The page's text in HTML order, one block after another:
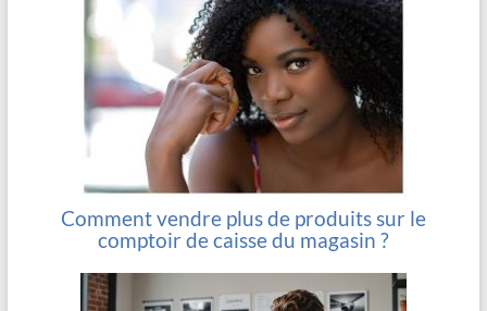
Comment vendre plus de produits sur le
comptoir de caisse du magasin ?